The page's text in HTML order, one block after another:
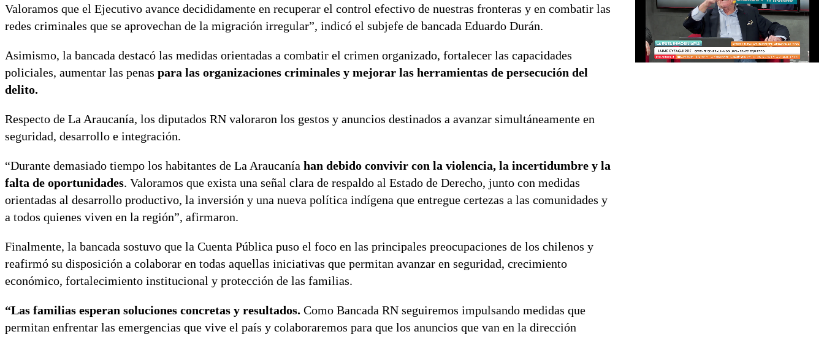
Valoramos que el Ejecutivo avance decididamente en recuperar el control efectivo de nuestras fronteras y en combatir las
redes criminales que se aprovechan de la migración irregular”, indicó el subjefe de bancada Eduardo Durán.
Asimismo, la bancada destacó las medidas orientadas a combatir el crimen organizado, fortalecer las capacidades
policiales, aumentar las penas para las organizaciones criminales y mejorar las herramientas de persecución del
delito.
Respecto de La Araucanía, los diputados RN valoraron los gestos y anuncios destinados a avanzar simultáneamente en
seguridad, desarrollo e integración.
“Durante demasiado tiempo los habitantes de La Araucanía han debido convivir con la violencia, la incertidumbre y la
falta de oportunidades. Valoramos que exista una señal clara de respaldo al Estado de Derecho, junto con medidas
orientadas al desarrollo productivo, la inversión y una nueva política indígena que entregue certezas a las comunidades y
a todos quienes viven en la región”, afirmaron.
Finalmente, la bancada sostuvo que la Cuenta Pública puso el foco en las principales preocupaciones de los chilenos y
reafirmó su disposición a colaborar en todas aquellas iniciativas que permitan avanzar en seguridad, crecimiento
económico, fortalecimiento institucional y protección de las familias.
“Las familias esperan soluciones concretas y resultados. Como Bancada RN seguiremos impulsando medidas que
permitan enfrentar las emergencias que vive el país y colaboraremos para que los anuncios que van en la dirección